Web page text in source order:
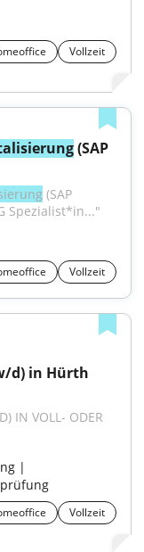
Vollzeit
(SAP
(SAP
Spezialist*in..."
Vollzeit
d) in Hürth
IN VOLL- ODER
|
Vollzeit